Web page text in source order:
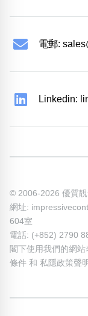
電郵:
Linkedin:
© 2006-2026 優質
網址:
604室
電話: (+852) 2790
閣下使用我們的網
條件 和 私隱政策聲